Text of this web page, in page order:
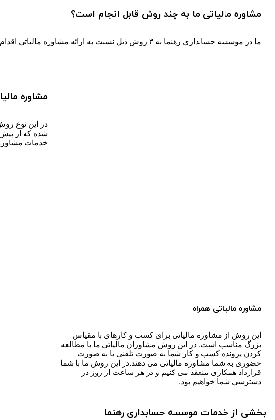
مشاوره مالیاتی ما به چند روش قابل انجام است؟
ما در موسسه حسابداری رهنما به ۳ روش ذیل نسبت به ارائه مشاوره مالیاتی اقدام کنیم.
مشاوره مالیاتی همراه
این روش از مشاوره مالیاتی برای کسب و کارهای با مقیاس
بزرگ مناسب است. در این روش مشاوران مالیاتی ما با مطالعه
کردن پرونده کسب و کار شما به صورت تلفنی یا به صورت
حضوری به شما مشاوره مالیاتی می دهند.در این روش ما با شما
قرارداد همکاری منعقد می کنیم و در هر ساعت از روز در
دسترسی شما خواهیم بود.
مشاوره
در این نوع
شده که از پیش
خدمات
بخشی از خدمات موسسه حسابداری رهنما